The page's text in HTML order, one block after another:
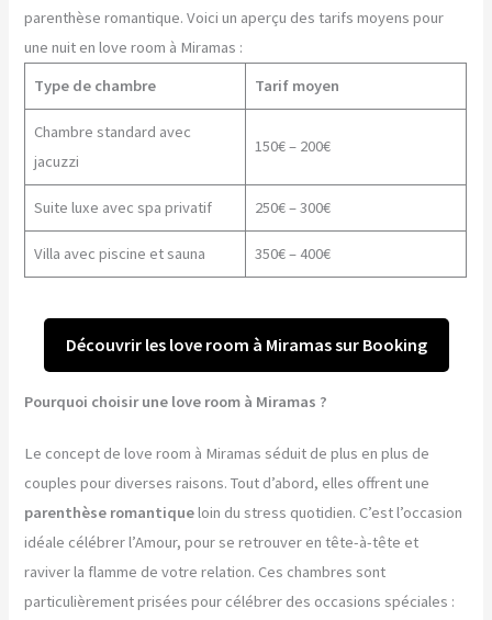
parenthèse romantique. Voici un aperçu des tarifs moyens pour
une nuit en love room à Miramas :
Type de chambre
Tarif moyen
Chambre standard avec
jacuzzi
150€ – 200€
Suite luxe avec spa privatif 250€ – 300€
Villa avec piscine et sauna 350€ – 400€
Découvrir les love room à Miramas sur Booking
Pourquoi choisir une love room à Miramas ?
Le concept de love room à Miramas séduit de plus en plus de
couples pour diverses raisons. Tout d’abord, elles offrent une
parenthèse romantiqueloin du stress quotidien. C’est l’occasion
idéale célébrer l’Amour, pour se retrouver en tête-à-tête et
raviver la flamme de votre relation. Ces chambres sont
particulièrement prisées pour célébrer des occasions spéciales :